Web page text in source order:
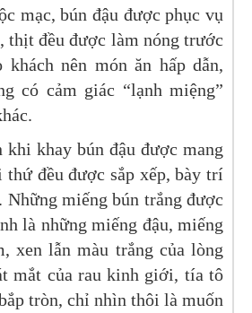
mạc, bún đậu được phục vụ
thịt đều được làm nóng trước
nên món ăn hấp dẫn,
có cảm giác “lạnh miệng”
khi khay bún đậu được mang
thứ đều được sắp xếp, bày trí
Những miếng bún trắng được
là những miếng đậu, miếng
xen lẫn màu trắng của lòng
mắt của rau kinh giới, tía tô
tròn, chỉ nhìn thôi là muốn